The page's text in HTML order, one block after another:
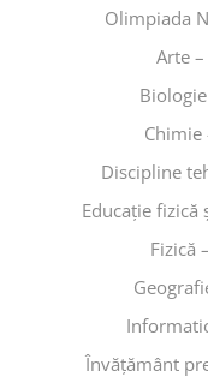
Olimpiada
Arte
Discipline
Educaţie
Fizică
Învăţământ